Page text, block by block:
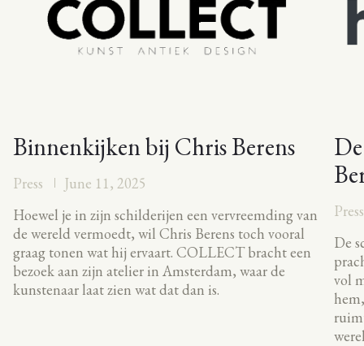
Binnenkijken bij Chris Berens
Press
June 11, 2025
Hoewel je in zijn schilderijen een vervreemding van
de wereld vermoedt, wil Chris Berens toch vooral
graag tonen wat hij ervaart. COLLECT bracht een
bezoek aan zijn atelier in Amsterdam, waar de
kunstenaar laat zien wat dat dan is.
Press
De
vol